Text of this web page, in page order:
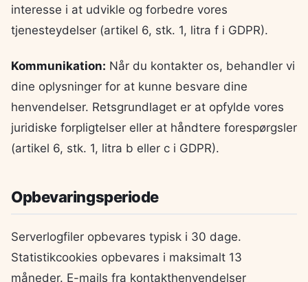
interesse i at udvikle og forbedre vores
tjenesteydelser (artikel 6, stk. 1, litra f i GDPR).
Kommunikation: Når du kontakter os, behandler vi
dine oplysninger for at kunne besvare dine
henvendelser. Retsgrundlaget er at opfylde vores
juridiske forpligtelser eller at håndtere forespørgsler
(artikel 6, stk. 1, litra b eller c i GDPR).
Opbevaringsperiode
Serverlogfiler opbevares typisk i 30 dage.
Statistikcookies opbevares i maksimalt 13
måneder. E-mails fra kontakthenvendelser